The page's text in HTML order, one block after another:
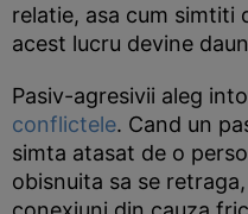
relatie, asa cum simtiti
acest lucru devine
Pasiv-agresivii aleg
conflictele. Cand un
simta atasat de o
obisnuita sa se